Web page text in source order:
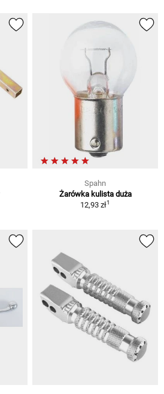
Spahn
Żarówka kulista duża
12,93 zł1